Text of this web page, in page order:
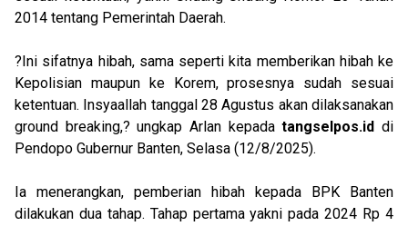
2014 tentang Pemerintah Daerah.
?Ini sifatnya hibah, sama seperti kita memberikan hibah ke
Kepolisian maupun ke Korem, prosesnya sudah sesuai
ketentuan. Insyaallah tanggal 28 Agustus akan dilaksanakan
ground breaking,? ungkap Arlan kepadatangselpos.id di
Pendopo Gubernur Banten, Selasa (12/8/2025).
Ia menerangkan, pemberian hibah kepada BPK Banten
dilakukan dua tahap. Tahap pertama yakni pada 2024 Rp 4